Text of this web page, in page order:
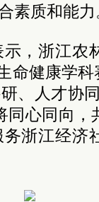
素质和能力
，浙江农
命健康学
、人才协
同心同向
浙江经济